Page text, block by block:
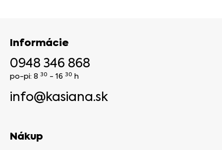
Informácie
0948 346 868
po-pi: 8 30 - 16 30 h
info@kasiana.sk
Nákup